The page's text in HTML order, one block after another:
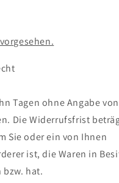
Tagen ohne Angabe von
Die Widerrufsfrist
Sie oder ein von Ihnen
ist, die Waren in
bzw. hat.